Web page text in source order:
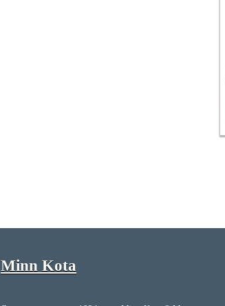
Minn Kota